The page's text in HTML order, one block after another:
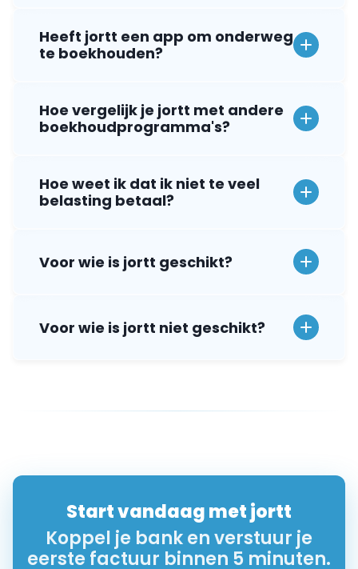
Hoe vergelijk je jortt met andere
boekhoudprogramma's?
Hoe weet ik dat ik niet te veel
belasting betaal?
Voor wie is jortt geschikt?
Voor wie is jortt niet geschikt?
Koppel je bank en verstuur je
Probeer boekhoudprogramma jortt 30 dagen
gratis. Ontdek hoe makkelijk boekhouden kan zijn.